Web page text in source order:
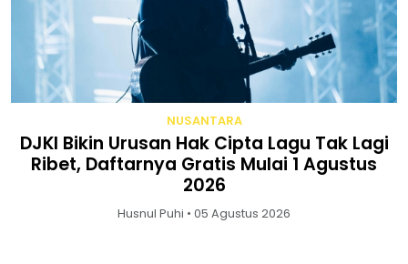
NUSANTARA
DJKI Bikin Urusan Hak Cipta Lagu Tak Lagi
Ribet, Daftarnya Gratis Mulai 1 Agustus
2026
Husnul Puhi • 05 Agustus 2026